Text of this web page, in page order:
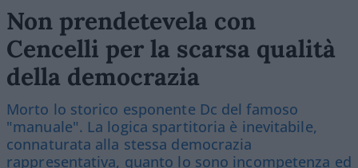
Non prendetevela con
Cencelli per la scarsa qualità
della democrazia
Morto lo storico esponente Dc del famoso
"manuale". La logica spartitoria è inevitabile,
connaturata alla stessa democrazia
rappresentativa, quanto lo sono incompetenza ed